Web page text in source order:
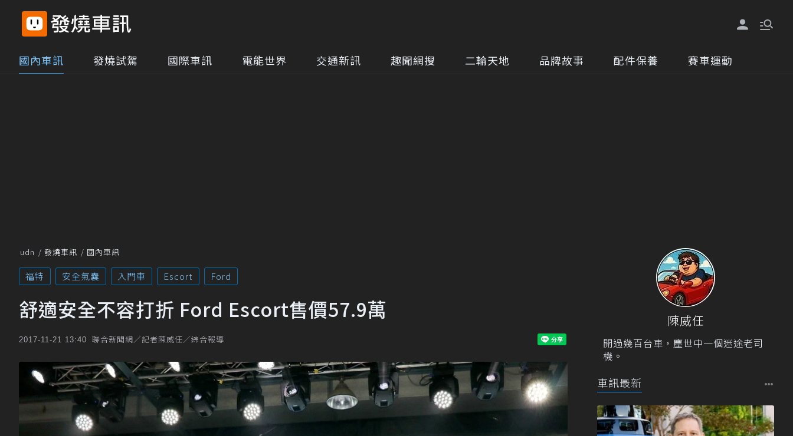
國內車訊 發燒試駕 國際車訊 電能世界 交通新訊 趣聞網搜 二輪天地 品牌故事 配件保養 賽車運動
udn 發燒車訊 國內車訊
福特 安全氣囊 入門車 Escort Ford
舒適安全不容打折 Ford Escort售價57.9萬
2017-11-21 13:40 聯合新聞網／記者陳威任／綜合報導
陳威任
開過幾百台車，塵世中一個迷途老司
機。
車訊最新